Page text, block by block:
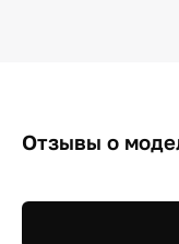
Отзывы о